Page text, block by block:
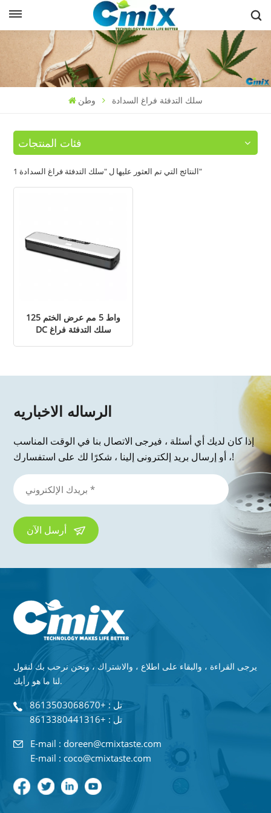
وطن سلك التدفئة فراغ السدادة
فئات المنتجات
1 النتائج التي تم العثور عليها ل "سلك التدفئة فراغ السدادة"
125 واط 5 مم عرض الختم
DC سلك التدفئة فراغ
الرساله الاخباريه
إذا كان لديك أي أسئلة ، فيرجى الاتصال بنا في الوقت المناسب
، أو إرسال بريد إلكتروني إلينا ، شكرًا لك على استفسارك!
يرجى القراءة ، والبقاء على اطلاع ، والاشتراك ، ونحن نرحب بك لنقول
لنا ما هو رأيك.
تل : +8613503068670
تل : +8613380441316
E-mail : doreen@cmixtaste.com
E-mail : coco@cmixtaste.com